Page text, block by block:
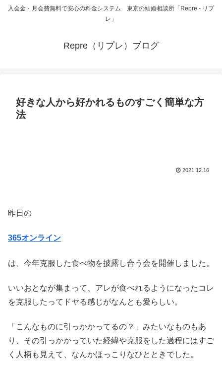
入会金・月会費無料で安心の料金システム 東京の結婚相談所「Repre - リプ
レ」
Repre（リプレ）ブログ
好きな人から好かれるものすごく簡単な方
法
2021.12.16
昨日の
365オンライン
は、今年克服した食べ物を披露し合う会を開催しました。
いいおとなが集まって、アレが食べれるようになったコレ
を克服したってドヤる感じがなんとも愛らしい。
「こんなものに引っかかってるの？」みたいなものもあ
り、その引っかかっていた経緯や克服をした過程にはすご
く人柄も見えて、なんかほっこりなひとときでした。